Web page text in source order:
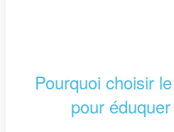
Pourquoi choisir
pour